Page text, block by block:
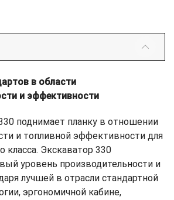
в области
и эффективности
поднимает планку в отношении
и топливной эффективности для
класса. Экскаватор 330
уровень производительности и
лучшей в отрасли стандартной
эргономичной кабине,